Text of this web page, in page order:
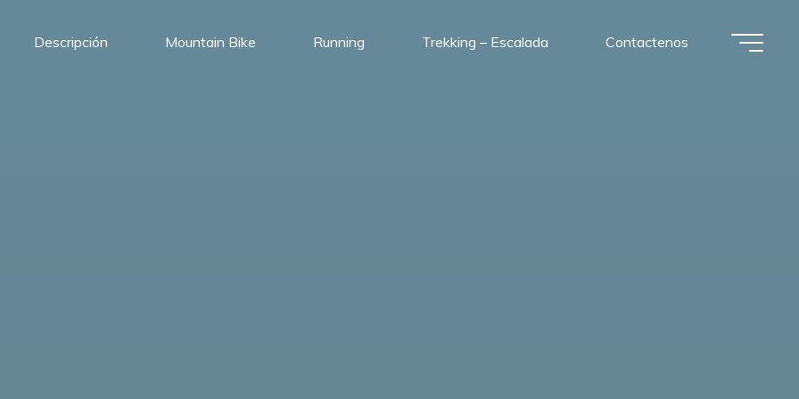
Descripción Mountain Bike Running Trekking – Escalada Contactenos